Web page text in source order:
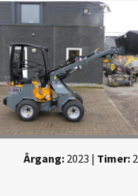
Årgang:2023 | Timer:2